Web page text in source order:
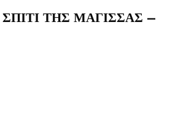
ΤΗΣ ΜΑΓΙΣΣΑΣ –